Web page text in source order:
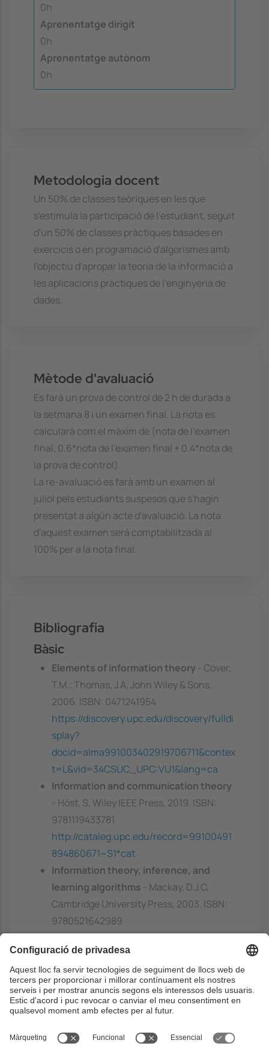
0h
Aprenentatge dirigit
0h
Aprenentatge autònom
0h
Metodologia docent
Un 50% de classes teòriques en les que
s'estimula la participació de l'estudiant, seguit
d'un 50% de classes pràctiques basades en
exercicis o en programació d'algorismes amb
l'objectiu d'apropar la teoria de la informació a
les aplicacions pràctiques de l'enginyeria de
dades.
Mètode d'avaluació
Es farà un prova de control de 2 h de durada a
la setmana 8 i un examen final. La nota es
calcularà com el màxim de (nota de l'examen
final, 0.6*nota de l'examen final + 0.4*nota de
la prova de control).
La re-avaluació es farà amb un examen al
juliol pels estudiants suspesos que s'hagin
presentat a algún acte d'avaluació. La nota
d'aquest examen será comptabilitzada al
100% per a la nota final.
Bibliografia
Bàsic
Elements of information theory
- Cover,
T.M.; Thomas, J.A, John Wiley & Sons,
2006. ISBN: 0471241954
https://discovery.upc.edu/discovery/fulldi
splay?
docid=alma991003402919706711&contex
t=L&vid=34CSUC_UPC:VU1&lang=ca
Information and communication theory
- Höst, S, Wiley IEEE Press, 2019. ISBN:
9781119433781
http://cataleg.upc.edu/record=99100491
894860671~S1*cat
Information theory, inference, and
learning algorithms
- Mackay, D.J.C,
Cambridge University Press, 2003. ISBN:
9780521642989
https://discovery.upc.edu/discovery/fulldi
splay?
docid=alma991002876809706711&conte
xt=L&vid=34CSUC_UPC:VU1&lang=ca